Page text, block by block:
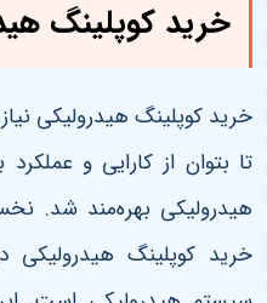
خرید کوپلینگ
خرید کوپلینگ هیدرولیکی
تا بتوان از کارایی و
هیدرولیکی بهره‌مند شد.
خرید کوپلینگ